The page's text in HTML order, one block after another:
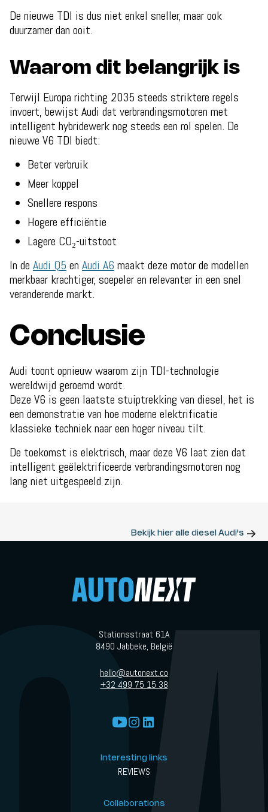
De nieuwe TDI is dus niet enkel sneller, maar ook
duurzamer dan ooit.
Waarom dit belangrijk is
Terwijl Europa richting 2035 steeds striktere regels
invoert, bewijst Audi dat verbrandingsmotoren met
intelligent hybridewerk nog steeds een rol spelen. De
nieuwe V6 TDI biedt:
Beter verbruik
Meer koppel
Snellere respons
Hogere efficiëntie
Lagere CO₂-uitstoot
In de Audi Q5 en Audi A6 maakt deze motor de modellen
merkbaar krachtiger, soepeler en relevanter in een snel
veranderende markt.
Conclusie
Audi toont opnieuw waarom zijn TDI-technologie
wereldwijd geroemd wordt.
Deze V6 is geen laatste stuiptrekking van diesel, het is
een demonstratie van hoe moderne elektrificatie
klassieke techniek naar een hoger niveau tilt.
De toekomst is elektrisch, maar deze V6 laat zien dat
intelligent geëlektrificeerde verbrandingsmotoren nog
lang niet uitgespeeld zijn.
Bekijk hier alle diesel Audi's
Stationsstraat 61A
8490 Jabbeke, België
hello@autonext.co
+32 499 75 15 38
Interesting links
REVIEWS
Collaborations